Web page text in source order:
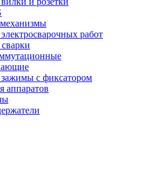
работ
с фиксатором
аппаратов